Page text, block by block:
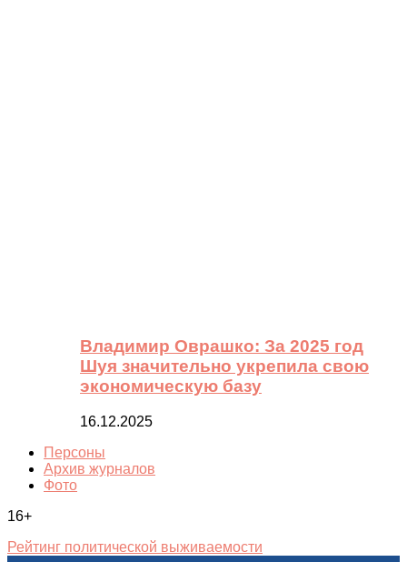
Владимир Оврашко: За 2025 год
Шуя значительно укрепила свою
экономическую базу
16.12.2025
Персоны
Архив журналов
Фото
16+
Рейтинг политической выживаемости